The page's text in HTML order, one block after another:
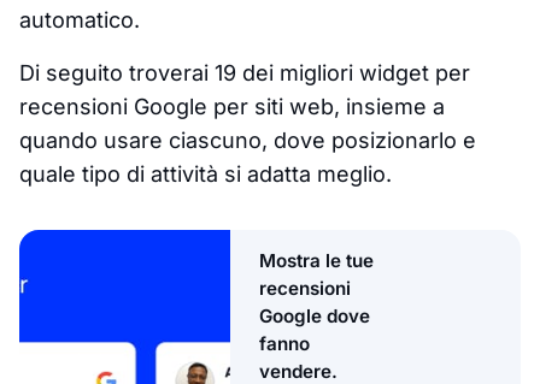
automatico.
Di seguito troverai 19 dei migliori widget per
recensioni Google per siti web, insieme a
quando usare ciascuno, dove posizionarlo e
quale tipo di attività si adatta meglio.
Mostra le tue
recensioni
Google dove
fanno
vendere.